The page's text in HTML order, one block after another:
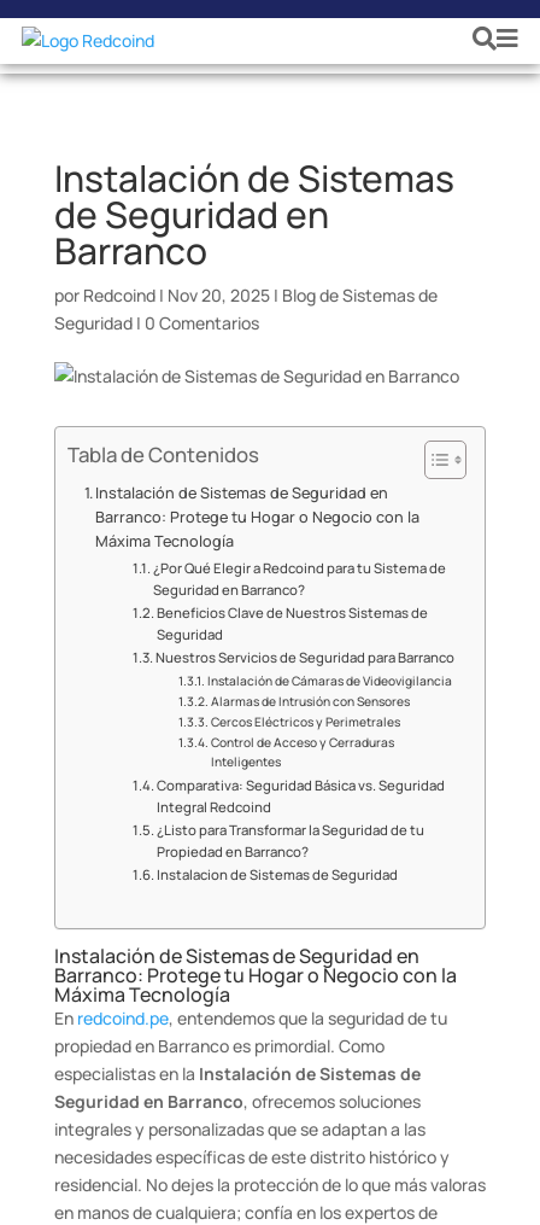
Instalación de Sistemas
de Seguridad en
Barranco
por Redcoind| Nov 20, 2025| Blog de Sistemas de
Seguridad| 0 Comentarios
Tabla de Contenidos
Instalación de Sistemas de Seguridad en
Barranco: Protege tu Hogar o Negocio con la
Máxima Tecnología
¿Por Qué Elegir a Redcoind para tu Sistema de
Seguridad en Barranco?
Beneficios Clave de Nuestros Sistemas de
Seguridad
Nuestros Servicios de Seguridad para Barranco
Instalación de Cámaras de Videovigilancia
Alarmas de Intrusión con Sensores
Cercos Eléctricos y Perimetrales
Control de Acceso y Cerraduras
Inteligentes
Comparativa: Seguridad Básica vs. Seguridad
Integral Redcoind
¿Listo para Transformar la Seguridad de tu
Propiedad en Barranco?
Instalacion de Sistemas de Seguridad
Instalación de Sistemas de Seguridad en
Barranco: Protege tu Hogar o Negocio con la
Máxima Tecnología
En redcoind.pe, entendemos que la seguridad de tu
propiedad en Barranco es primordial. Como
especialistas en la Instalación de Sistemas de
Seguridad en Barranco, ofrecemos soluciones
integrales y personalizadas que se adaptan a las
necesidades específicas de este distrito histórico y
residencial. No dejes la protección de lo que más valoras
en manos de cualquiera; confía en los expertos de